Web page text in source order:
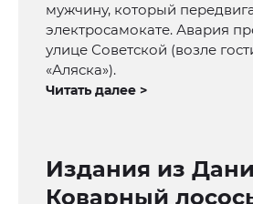
мужчину, который
электросамокате. Авария
улице Советской (возле
«Аляска»).
Читать далее >
Издания из
Коварный